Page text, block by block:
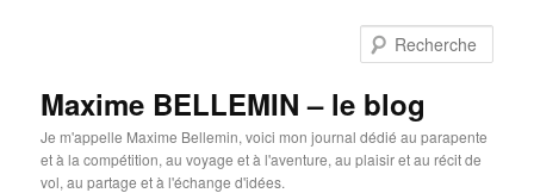
Maxime BELLEMIN – le blog
Je m'appelle Maxime Bellemin, voici mon journal dédié au parapente
et à la compétition, au voyage et à l'aventure, au plaisir et au récit de
vol, au partage et à l'échange d'idées.